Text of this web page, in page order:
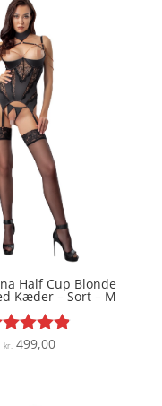
Half Cup Blonde
Kæder – Sort – M
Vurderet
kr.499,00